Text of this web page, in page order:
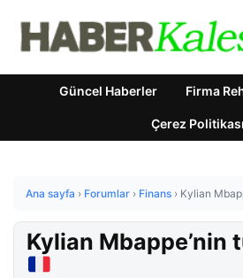
Güncel Haberler Firma
Çerez Politikası
Ana sayfa › Forumlar › Finans › Kylian
Kylian Mbappe’nin